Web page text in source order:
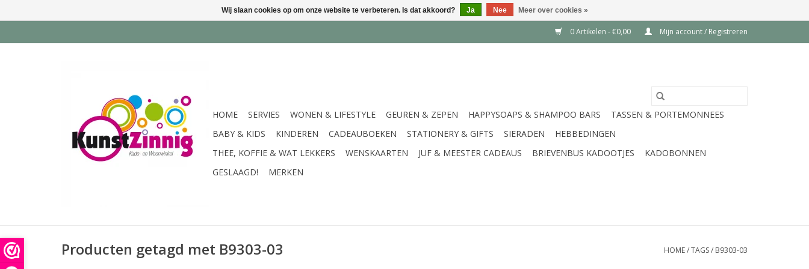
0 Artikelen - €0,00 Mijn account / Registreren
HOME SERVIES WONEN & LIFESTYLE GEUREN & ZEPEN HAPPYSOAPS & SHAMPOO BARS
TASSEN & PORTEMONNEES
BABY & KIDS
KINDEREN CADEAUBOEKEN STATIONERY & GIFTS SIERADEN
HEBBEDINGEN
THEE, KOFFIE & WAT LEKKERS
WENSKAARTEN JUF & MEESTER CADEAUS BRIEVENBUS KADOOTJES
KADOBONNEN
GESLAAGD!
MERKEN
Producten getagd met B9303-03 HOME/TAGS/ B9303-03
Wij slaan cookies op om onze website te verbeteren. Is dat akkoord? Ja Nee Meer over cookies »